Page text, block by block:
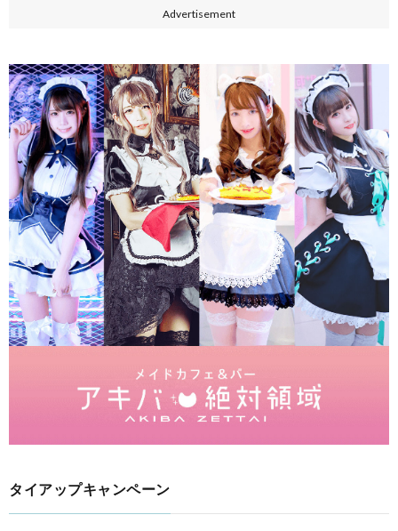
Advertisement
タイアップキャンペーン